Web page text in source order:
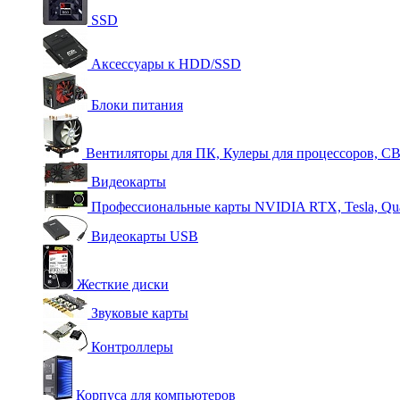
SSD
Аксессуары к HDD/SSD
Блоки питания
Вентиляторы для ПК, Кулеры для процессоров,
Видеокарты
Профессиональные карты NVIDIA RTX, Tesla,
Видеокарты USB
Жесткие диски
Звуковые карты
Контроллеры
Корпуса для компьютеров